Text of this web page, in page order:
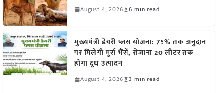
August 4, 2026 6 min read
मुख्यमंत्री डेयरी प्लस योजना: 75% तक अनुदान
पर मिलेंगी मुर्रा भैंसें, रोजाना 20 लीटर तक
होगा दूध उत्पादन
August 4, 2026 3 min read